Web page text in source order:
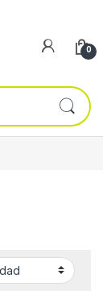
0